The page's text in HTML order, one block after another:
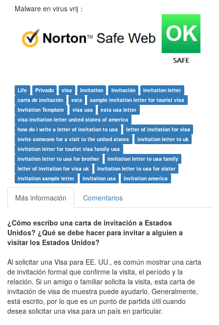
Malware en virus vrij：
Life Privado visa Invitation Invitación
invitation letter
carta de invitación
esta
sample invitation letter for tourist visa
Invitation Template
visa usa
esta usa letter
visa invitation letter united states of america
how do i write a letter of invitation to usa
letter of invitation for visa
invite someone for a visit to the united states
invitation letter to uk
invitation letter for tourist visa family usa
invitation letter to usa for brother
invitation letter to usa family
letter of invitation for visa uk
invitation letter to usa for sister
invitation sample letter
invitation usa invitation america
Más información Comentarios
¿Cómo escribo una carta de invitación a Estados
Unidos? ¿Qué se debe hacer para invitar a alguien a
visitar los Estados Unidos?
Al solicitar una Visa para EE. UU., es común mostrar una carta
de invitación formal que confirme la visita, el período y la
relación. Si un amigo o familiar solicita la visita, esta carta de
invitación de visa de muestra puede ayudarlo. Generalmente,
está escrito, por lo que es un punto de partida útil cuando
desea solicitar una visa para un país en particular.